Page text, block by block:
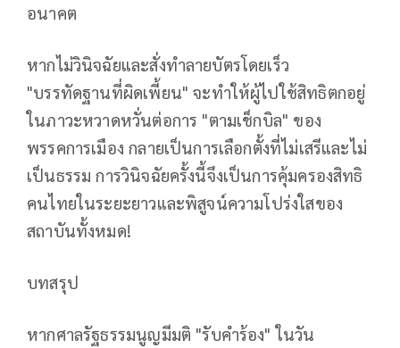
อนาคต
หากไม่วินิจฉัยและสั่งทำลายบัตรโดยเร็ว
"บรรทัดฐานที่ผิดเพี้ยน" จะทำให้ผู้ไปใช้สิทธิตกอยู่
ในภาวะหวาดหวั่นต่อการ "ตามเช็กบิล" ของ
พรรคการเมือง กลายเป็นการเลือกตั้งที่ไม่เสรีและไม่
เป็นธรรม การวินิจฉัยครั้งนี้จึงเป็นการคุ้มครองสิทธิ
คนไทยในระยะยาวและพิสูจน์ความโปร่งใสของ
สถาบันทั้งหมด!
บทสรุป
หากศาลรัฐธรรมนูญมีมติ "รับคำร้อง" ในวัน